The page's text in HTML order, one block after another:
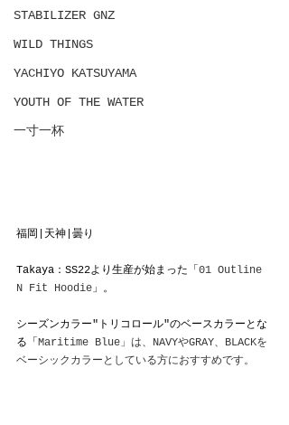
STABILIZER GNZ
WILD THINGS
YACHIYO KATSUYAMA
YOUTH OF THE WATER
一寸一杯
福岡|天神|曇り
Takaya：SS22より生産が始まった「 01 Outline
N Fit Hoodie」。
シーズンカラー"トリコロール"のベースカラーとな
る「 Maritime Blue」は、NAVYやGRAY、BLACKを
ベーシックカラーとしている方におすすめです。